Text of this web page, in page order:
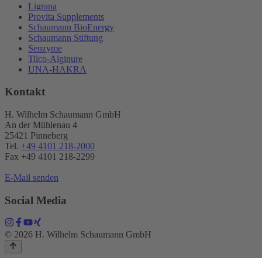
Ligrana
Provita Supplements
Schaumann BioEnergy
Schaumann Stiftung
Senzyme
Tilco-Alginure
UNA-HAKRA
Kontakt
H. Wilhelm Schaumann GmbH
An der Mühlenau 4
25421 Pinneberg
Tel. +49 4101 218-2000
Fax +49 4101 218​-2299
E-Mail senden
Social Media
© 2026 H. Wilhelm Schaumann GmbH